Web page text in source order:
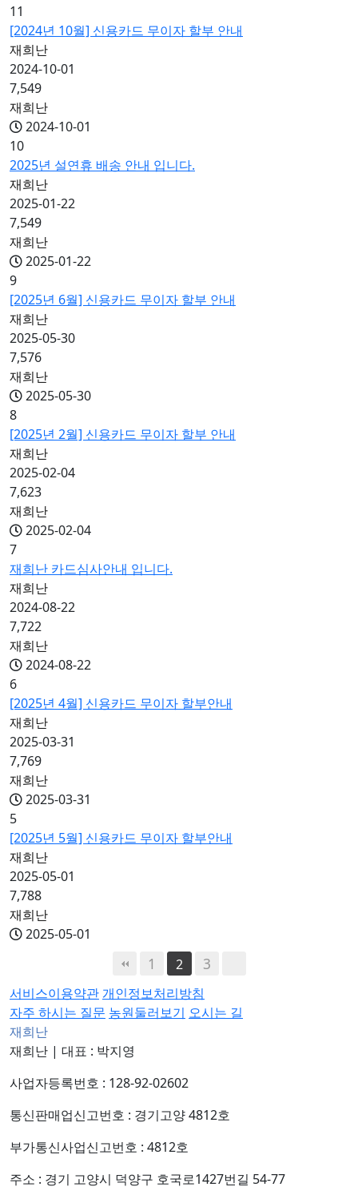
11
[2024년 10월] 신용카드 무이자 할부 안내
재희난
2024-10-01
7,549
재희난
2024-10-01
10
2025년 설연휴 배송 안내 입니다.
재희난
2025-01-22
7,549
재희난
2025-01-22
9
[2025년 6월] 신용카드 무이자 할부 안내
재희난
2025-05-30
7,576
재희난
2025-05-30
8
[2025년 2월] 신용카드 무이자 할부 안내
재희난
2025-02-04
7,623
재희난
2025-02-04
7
재희난 카드심사안내 입니다.
재희난
2024-08-22
7,722
재희난
2024-08-22
6
[2025년 4월] 신용카드 무이자 할부안내
재희난
2025-03-31
7,769
재희난
2025-03-31
5
[2025년 5월] 신용카드 무이자 할부안내
재희난
2025-05-01
7,788
재희난
2025-05-01
1 2 3
서비스이용약관 개인정보처리방침
자주 하시는 질문 농원둘러보기 오시는 길
재희난
재희난 | 대표 : 박지영
사업자등록번호 : 128-92-02602
통신판매업신고번호 : 경기고양 4812호
부가통신사업신고번호 : 4812호
주소 : 경기 고양시 덕양구 호국로1427번길 54-77